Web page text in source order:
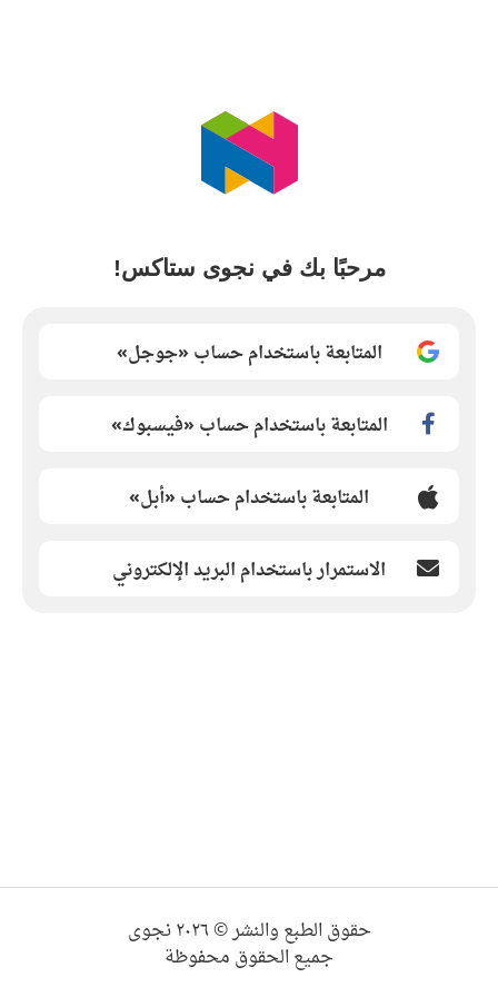
مرحبًا بك في نجوى ستاكس!
المتابعة باستخدام حساب «جوجل»
المتابعة باستخدام حساب «فيسبوك»
المتابعة باستخدام حساب «أبل»
الاستمرار باستخدام البريد الإلكتروني
حقوق الطبع والنشر © ٢٠٢٦ نجوى
جميع الحقوق محفوظة